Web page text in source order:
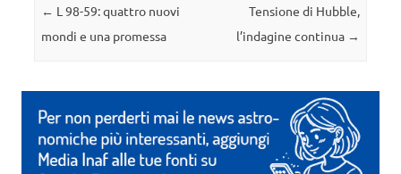
Navigazione articolo
← L 98-59: quattro nuovi
mondi e una promessa
Tensione di Hubble,
l’indagine continua →